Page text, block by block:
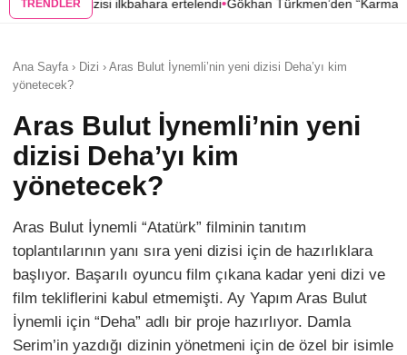
TRENDLER
ilkbahara ertelendi•Gökhan Türkmen’den “Karma” dizisi kadrosunda
Ana Sayfa › Dizi › Aras Bulut İynemli’nin yeni dizisi Deha’yı kim
yönetecek?
Aras Bulut İynemli’nin yeni
dizisi Deha’yı kim
yönetecek?
Aras Bulut İynemli “Atatürk” filminin tanıtım
toplantılarının yanı sıra yeni dizisi için de hazırlıklara
başlıyor. Başarılı oyuncu film çıkana kadar yeni dizi ve
film tekliflerini kabul etmemişti. Ay Yapım Aras Bulut
İynemli için “Deha” adlı bir proje hazırlıyor. Damla
Serim’in yazdığı dizinin yönetmeni için de özel bir isimle